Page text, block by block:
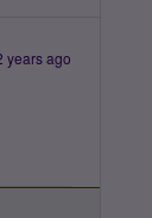
years ago